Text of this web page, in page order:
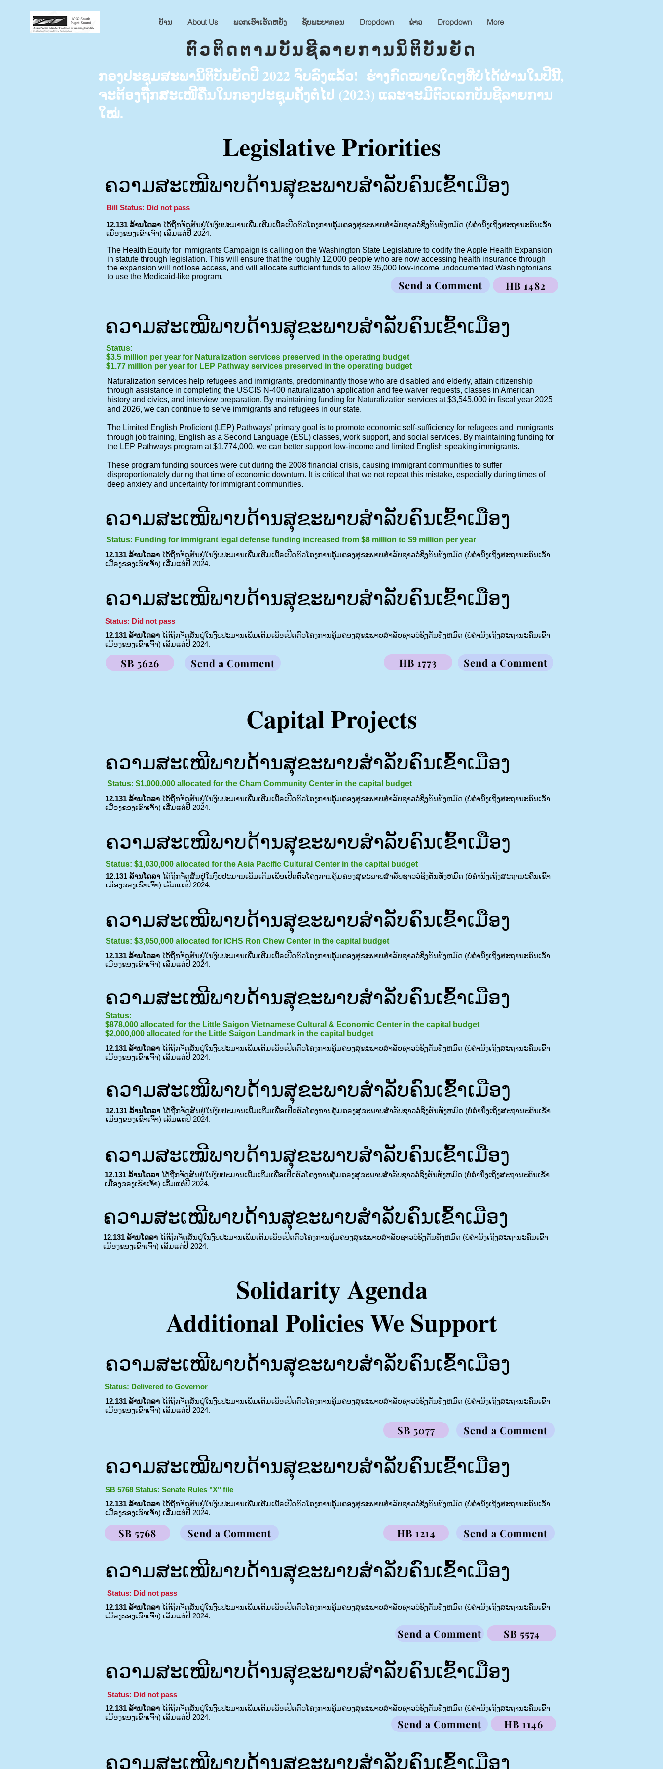
ບ້ານ About Us ພວກ​ເຮົາ​ເຮັດ​ຫຍັງ ຊັບ​ພະ​ຍາ​ກອນ Dropdown ຂ່າວ Dropdown More
ຕົວຕິດຕາມບັນຊີລາຍການນິຕິບັນຍັດ
ກອງປະຊຸມສະພານິຕິບັນຍັດປີ 2022 ຈົບລົງແລ້ວ! ຮ່າງກົດໝາຍໃດໆທີ່ບໍ່ໄດ້ຜ່ານໃນປີນີ້,
ຈະຕ້ອງຖືກສະເໜີຄືນໃນກອງປະຊຸມຄັ້ງຕໍ່ໄປ (2023) ແລະຈະມີຕົວເລກບັນຊີລາຍການ
ໃໝ່.
Legislative Priorities
ຄວາມສະເໝີພາບດ້ານສຸຂະພາບສຳລັບຄົນເຂົ້າເມືອງ
Bill Status: Did not pass
12.131 ລ້ານໂດລາ ໄດ້ຖືກຈັດສັນຢູ່ໃນງົບປະມານເພີ່ມເຕີມເພື່ອເປີດຕົວໂຄງການຄຸ້ມຄອງສຸຂະພາບສໍາລັບຊາວວໍຊິງຕັນທັງຫມົດ (ບໍ່ຄໍານຶງເຖິງສະຖານະຄົນເຂົ້າ
ເມືອງຂອງເຂົາເຈົ້າ) ເລີ່ມແຕ່ປີ 2024.
HB 1482
Send a Comment
The Health Equity for Immigrants Campaign is calling on the Washington State Legislature to codify the Apple Health Expansion
in statute through legislation. This will ensure that the roughly 12,000 people who are now accessing health insurance through
the expansion will not lose access, and will allocate sufficient funds to allow 35,000 low-income undocumented Washingtonians
to use the Medicaid-like program.
ຄວາມສະເໝີພາບດ້ານສຸຂະພາບສຳລັບຄົນເຂົ້າເມືອງ
Status:
$3.5 million per year for Naturalization services preserved in the operating budget
$1.77 million per year for LEP Pathway services preserved in the operating budget
Naturalization services help refugees and immigrants, predominantly those who are disabled and elderly, attain citizenship
through assistance in completing the USCIS N-400 naturalization application and fee waiver requests, classes in American
history and civics, and interview preparation. By maintaining funding for Naturalization services at $3,545,000 in fiscal year 2025
and 2026, we can continue to serve immigrants and refugees in our state.
The Limited English Proficient (LEP) Pathways’ primary goal is to promote economic self-sufficiency for refugees and immigrants
through job training, English as a Second Language (ESL) classes, work support, and social services. By maintaining funding for
the LEP Pathways program at $1,774,000, we can better support low-income and limited English speaking immigrants.
These program funding sources were cut during the 2008 financial crisis, causing immigrant communities to suffer
disproportionately during that time of economic downturn. It is critical that we not repeat this mistake, especially during times of
deep anxiety and uncertainty for immigrant communities.
ຄວາມສະເໝີພາບດ້ານສຸຂະພາບສຳລັບຄົນເຂົ້າເມືອງ
Status: Funding for immigrant legal defense funding increased from $8 million to $9 million per year
12.131 ລ້ານໂດລາ ໄດ້ຖືກຈັດສັນຢູ່ໃນງົບປະມານເພີ່ມເຕີມເພື່ອເປີດຕົວໂຄງການຄຸ້ມຄອງສຸຂະພາບສໍາລັບຊາວວໍຊິງຕັນທັງຫມົດ (ບໍ່ຄໍານຶງເຖິງສະຖານະຄົນເຂົ້າ
ເມືອງຂອງເຂົາເຈົ້າ) ເລີ່ມແຕ່ປີ 2024.
ຄວາມສະເໝີພາບດ້ານສຸຂະພາບສຳລັບຄົນເຂົ້າເມືອງ
Status: Did not pass
12.131 ລ້ານໂດລາ ໄດ້ຖືກຈັດສັນຢູ່ໃນງົບປະມານເພີ່ມເຕີມເພື່ອເປີດຕົວໂຄງການຄຸ້ມຄອງສຸຂະພາບສໍາລັບຊາວວໍຊິງຕັນທັງຫມົດ (ບໍ່ຄໍານຶງເຖິງສະຖານະຄົນເຂົ້າ
ເມືອງຂອງເຂົາເຈົ້າ) ເລີ່ມແຕ່ປີ 2024.
SB 5626 Send a Comment HB 1773 Send a Comment
Capital Projects
ຄວາມສະເໝີພາບດ້ານສຸຂະພາບສຳລັບຄົນເຂົ້າເມືອງ
Status: $1,000,000 allocated for the Cham Community Center in the capital budget
12.131 ລ້ານໂດລາ ໄດ້ຖືກຈັດສັນຢູ່ໃນງົບປະມານເພີ່ມເຕີມເພື່ອເປີດຕົວໂຄງການຄຸ້ມຄອງສຸຂະພາບສໍາລັບຊາວວໍຊິງຕັນທັງຫມົດ (ບໍ່ຄໍານຶງເຖິງສະຖານະຄົນເຂົ້າ
ເມືອງຂອງເຂົາເຈົ້າ) ເລີ່ມແຕ່ປີ 2024.
ຄວາມສະເໝີພາບດ້ານສຸຂະພາບສຳລັບຄົນເຂົ້າເມືອງ
Status: $1,030,000 allocated for the Asia Pacific Cultural Center in the capital budget
12.131 ລ້ານໂດລາ ໄດ້ຖືກຈັດສັນຢູ່ໃນງົບປະມານເພີ່ມເຕີມເພື່ອເປີດຕົວໂຄງການຄຸ້ມຄອງສຸຂະພາບສໍາລັບຊາວວໍຊິງຕັນທັງຫມົດ (ບໍ່ຄໍານຶງເຖິງສະຖານະຄົນເຂົ້າ
ເມືອງຂອງເຂົາເຈົ້າ) ເລີ່ມແຕ່ປີ 2024.
ຄວາມສະເໝີພາບດ້ານສຸຂະພາບສຳລັບຄົນເຂົ້າເມືອງ
Status: $3,050,000 allocated for ICHS Ron Chew Center in the capital budget
12.131 ລ້ານໂດລາ ໄດ້ຖືກຈັດສັນຢູ່ໃນງົບປະມານເພີ່ມເຕີມເພື່ອເປີດຕົວໂຄງການຄຸ້ມຄອງສຸຂະພາບສໍາລັບຊາວວໍຊິງຕັນທັງຫມົດ (ບໍ່ຄໍານຶງເຖິງສະຖານະຄົນເຂົ້າ
ເມືອງຂອງເຂົາເຈົ້າ) ເລີ່ມແຕ່ປີ 2024.
ຄວາມສະເໝີພາບດ້ານສຸຂະພາບສຳລັບຄົນເຂົ້າເມືອງ
Status:
$878,000 allocated for the Little Saigon Vietnamese Cultural & Economic Center in the capital budget
$2,000,000 allocated for the Little Saigon Landmark in the capital budget
12.131 ລ້ານໂດລາ ໄດ້ຖືກຈັດສັນຢູ່ໃນງົບປະມານເພີ່ມເຕີມເພື່ອເປີດຕົວໂຄງການຄຸ້ມຄອງສຸຂະພາບສໍາລັບຊາວວໍຊິງຕັນທັງຫມົດ (ບໍ່ຄໍານຶງເຖິງສະຖານະຄົນເຂົ້າ
ເມືອງຂອງເຂົາເຈົ້າ) ເລີ່ມແຕ່ປີ 2024.
ຄວາມສະເໝີພາບດ້ານສຸຂະພາບສຳລັບຄົນເຂົ້າເມືອງ
12.131 ລ້ານໂດລາ ໄດ້ຖືກຈັດສັນຢູ່ໃນງົບປະມານເພີ່ມເຕີມເພື່ອເປີດຕົວໂຄງການຄຸ້ມຄອງສຸຂະພາບສໍາລັບຊາວວໍຊິງຕັນທັງຫມົດ (ບໍ່ຄໍານຶງເຖິງສະຖານະຄົນເຂົ້າ
ເມືອງຂອງເຂົາເຈົ້າ) ເລີ່ມແຕ່ປີ 2024.
ຄວາມສະເໝີພາບດ້ານສຸຂະພາບສຳລັບຄົນເຂົ້າເມືອງ
12.131 ລ້ານໂດລາ ໄດ້ຖືກຈັດສັນຢູ່ໃນງົບປະມານເພີ່ມເຕີມເພື່ອເປີດຕົວໂຄງການຄຸ້ມຄອງສຸຂະພາບສໍາລັບຊາວວໍຊິງຕັນທັງຫມົດ (ບໍ່ຄໍານຶງເຖິງສະຖານະຄົນເຂົ້າ
ເມືອງຂອງເຂົາເຈົ້າ) ເລີ່ມແຕ່ປີ 2024.
ຄວາມສະເໝີພາບດ້ານສຸຂະພາບສຳລັບຄົນເຂົ້າເມືອງ
12.131 ລ້ານໂດລາ ໄດ້ຖືກຈັດສັນຢູ່ໃນງົບປະມານເພີ່ມເຕີມເພື່ອເປີດຕົວໂຄງການຄຸ້ມຄອງສຸຂະພາບສໍາລັບຊາວວໍຊິງຕັນທັງຫມົດ (ບໍ່ຄໍານຶງເຖິງສະຖານະຄົນເຂົ້າ
ເມືອງຂອງເຂົາເຈົ້າ) ເລີ່ມແຕ່ປີ 2024.
Solidarity Agenda
Additional Policies We Support
ຄວາມສະເໝີພາບດ້ານສຸຂະພາບສຳລັບຄົນເຂົ້າເມືອງ
Status: Delivered to Governor
12.131 ລ້ານໂດລາ ໄດ້ຖືກຈັດສັນຢູ່ໃນງົບປະມານເພີ່ມເຕີມເພື່ອເປີດຕົວໂຄງການຄຸ້ມຄອງສຸຂະພາບສໍາລັບຊາວວໍຊິງຕັນທັງຫມົດ (ບໍ່ຄໍານຶງເຖິງສະຖານະຄົນເຂົ້າ
ເມືອງຂອງເຂົາເຈົ້າ) ເລີ່ມແຕ່ປີ 2024.
SB 5077 Send a Comment
ຄວາມສະເໝີພາບດ້ານສຸຂະພາບສຳລັບຄົນເຂົ້າເມືອງ
SB 5768 Status: Senate Rules "X" file
12.131 ລ້ານໂດລາ ໄດ້ຖືກຈັດສັນຢູ່ໃນງົບປະມານເພີ່ມເຕີມເພື່ອເປີດຕົວໂຄງການຄຸ້ມຄອງສຸຂະພາບສໍາລັບຊາວວໍຊິງຕັນທັງຫມົດ (ບໍ່ຄໍານຶງເຖິງສະຖານະຄົນເຂົ້າ
ເມືອງຂອງເຂົາເຈົ້າ) ເລີ່ມແຕ່ປີ 2024.
SB 5768 Send a Comment HB 1214 Send a Comment
ຄວາມສະເໝີພາບດ້ານສຸຂະພາບສຳລັບຄົນເຂົ້າເມືອງ
Status: Did not pass
12.131 ລ້ານໂດລາ ໄດ້ຖືກຈັດສັນຢູ່ໃນງົບປະມານເພີ່ມເຕີມເພື່ອເປີດຕົວໂຄງການຄຸ້ມຄອງສຸຂະພາບສໍາລັບຊາວວໍຊິງຕັນທັງຫມົດ (ບໍ່ຄໍານຶງເຖິງສະຖານະຄົນເຂົ້າ
ເມືອງຂອງເຂົາເຈົ້າ) ເລີ່ມແຕ່ປີ 2024.
Send a Comment SB 5574
ຄວາມສະເໝີພາບດ້ານສຸຂະພາບສຳລັບຄົນເຂົ້າເມືອງ
Status: Did not pass
12.131 ລ້ານໂດລາ ໄດ້ຖືກຈັດສັນຢູ່ໃນງົບປະມານເພີ່ມເຕີມເພື່ອເປີດຕົວໂຄງການຄຸ້ມຄອງສຸຂະພາບສໍາລັບຊາວວໍຊິງຕັນທັງຫມົດ (ບໍ່ຄໍານຶງເຖິງສະຖານະຄົນເຂົ້າ
ເມືອງຂອງເຂົາເຈົ້າ) ເລີ່ມແຕ່ປີ 2024.
HB 1146
Send a Comment
ຄວາມສະເໝີພາບດ້ານສຸຂະພາບສຳລັບຄົນເຂົ້າເມືອງ